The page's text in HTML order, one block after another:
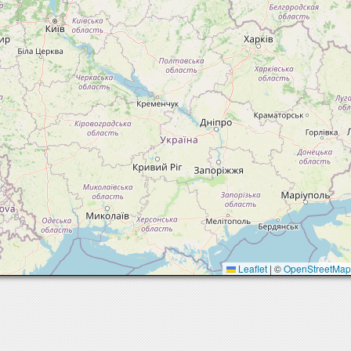
Leaflet | ©OpenStreetMap